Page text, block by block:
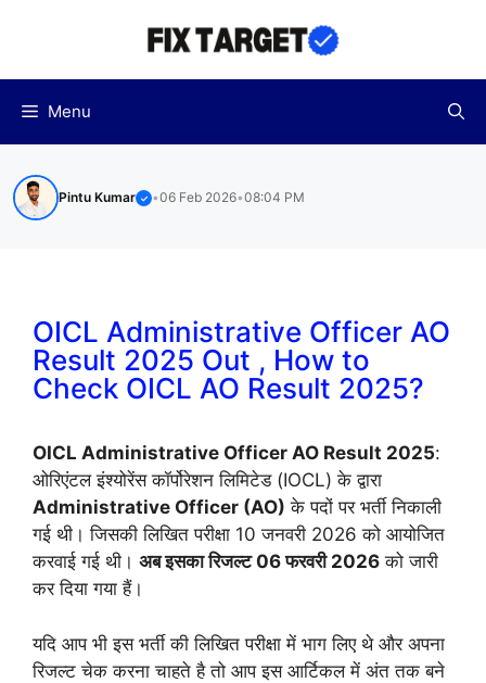
Menu
Pintu Kumar ✓ •06 Feb 2026•08:04 PM
OICL Administrative Officer AO
Result 2025 Out , How to
Check OICL AO Result 2025?
OICL Administrative Officer AO Result 2025:
ओरिएंटल इंश्योरेंस कॉर्पोरेशन लिमिटेड (IOCL) के द्वारा
Administrative Officer (AO) के पदों पर भर्ती निकाली
गई थी। जिसकी लिखित परीक्षा 10 जनवरी 2026 को आयोजित
करवाई गई थी। अब इसका रिजल्ट 06 फरवरी 2026 को जारी
कर दिया गया हैं।
यदि आप भी इस भर्ती की लिखित परीक्षा में भाग लिए थे और अपना
रिजल्ट चेक करनाचाहते है तो आप इस आर्टिकल में अंत तक बने